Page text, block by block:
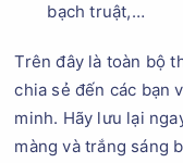
bạch truật,…
Trên đây là toàn bộ
chia sẻ đến các bạn
minh. Hãy lưu lại
màng và trắng sáng